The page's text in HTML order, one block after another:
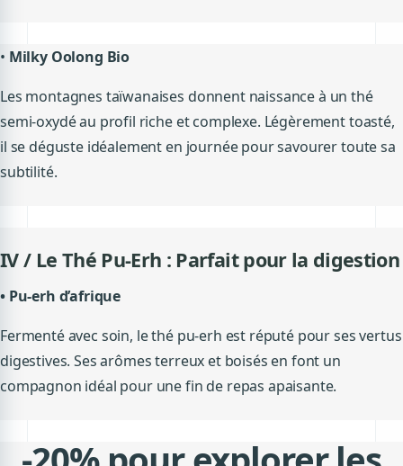
• Milky Oolong Bio
Les montagnes taïwanaises donnent naissance à un thé
semi-oxydé au profil riche et complexe. Légèrement toasté,
il se déguste idéalement en journée pour savourer toute sa
subtilité.
IV / Le Thé Pu-Erh : Parfait pour la digestion
• Pu-erh d’afrique
Fermenté avec soin, le thé pu-erh est réputé pour ses vertus
digestives. Ses arômes terreux et boisés en font un
compagnon idéal pour une fin de repas apaisante.